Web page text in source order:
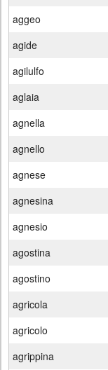
aggeo
agide
agilulfo
aglaia
agnella
agnello
agnese
agnesina
agnesio
agostina
agostino
agricola
agricolo
agrippina